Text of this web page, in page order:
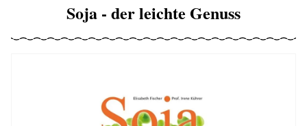
Soja - der leichte Genuss